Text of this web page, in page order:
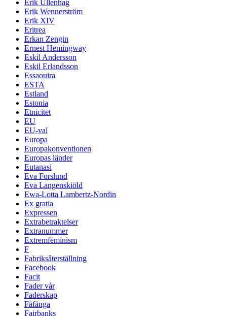
Erik Ullenhag
Erik Wennerström
Erik XIV
Eritrea
Erkan Zengin
Ernest Hemingway
Eskil Andersson
Eskil Erlandsson
Essaouira
ESTA
Estland
Estonia
Etnicitet
EU
EU-val
Europa
Europakonventionen
Europas länder
Eutanasi
Eva Forslund
Eva Langenskiöld
Ewa-Lotta Lambertz-Nordin
Ex gratia
Expressen
Extrabetraktelser
Extranummer
Extremfeminism
F
Fabriksåterställning
Facebook
Facit
Fader vår
Faderskap
Fåfänga
Fairbanks